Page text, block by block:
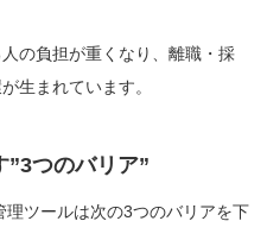
の負担が重くなり、離職・採
生まれています。
つのバリア”
ツールは次の3つのバリアを下